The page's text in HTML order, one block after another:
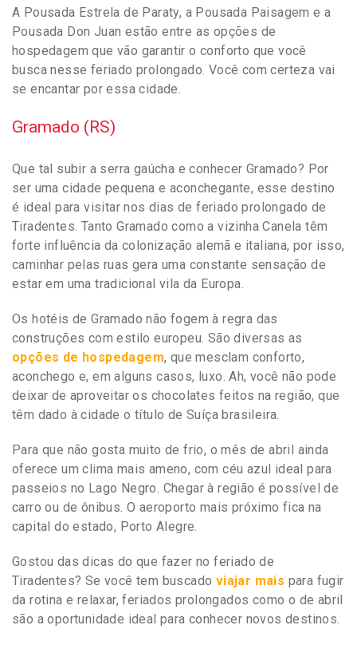
A Pousada Estrela de Paraty, a Pousada Paisagem e a
Pousada Don Juan estão entre as opções de
hospedagem que vão garantir o conforto que você
busca nesse feriado prolongado. Você com certeza vai
se encantar por essa cidade.
Gramado (RS)
Que tal subir a serra gaúcha e conhecer Gramado? Por
ser uma cidade pequena e aconchegante, esse destino
é ideal para visitar nos dias de feriado prolongado de
Tiradentes. Tanto Gramado como a vizinha Canela têm
forte influência da colonização alemã e italiana, por isso,
caminhar pelas ruas gera uma constante sensação de
estar em uma tradicional vila da Europa.
Os hotéis de Gramado não fogem à regra das
construções com estilo europeu. São diversas as
opções de hospedagem, que mesclam conforto,
aconchego e, em alguns casos, luxo. Ah, você não pode
deixar de aproveitar os chocolates feitos na região, que
têm dado à cidade o título de Suíça brasileira.
Para que não gosta muito de frio, o mês de abril ainda
oferece um clima mais ameno, com céu azul ideal para
passeios no Lago Negro. Chegar à região é possível de
carro ou de ônibus. O aeroporto mais próximo fica na
capital do estado, Porto Alegre.
Gostou das dicas do que fazer no feriado de
Tiradentes? Se você tem buscado viajar mais para fugir
da rotina e relaxar, feriados prolongados como o de abril
são a oportunidade ideal para conhecer novos destinos.